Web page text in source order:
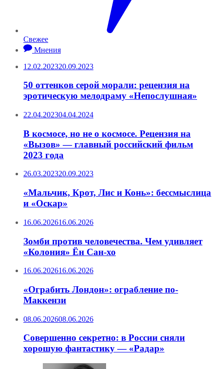
Свежее
Мнения
12.02.202320.09.2023
50 оттенков серой морали: рецензия на
эротическую мелодраму «Непослушная»
22.04.202304.04.2024
В космосе, но не о космосе. Рецензия на
«Вызов» — главный российский фильм
2023 года
26.03.202320.09.2023
«Мальчик, Крот, Лис и Конь»: бессмыслица
и «Оскар»
16.06.202616.06.2026
Зомби против человечества. Чем удивляет
«Колония» Ён Сан-хо
16.06.202616.06.2026
«Ограбить Лондон»: ограбление по-
Маккензи
08.06.202608.06.2026
Совершенно секретно: в России сняли
хорошую фантастику — «Радар»